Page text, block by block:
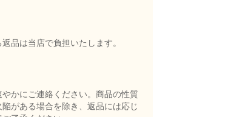
品は当店で負担いたします。
かにご連絡ください。商品の性質
陥がある場合を除き、返品には応じ